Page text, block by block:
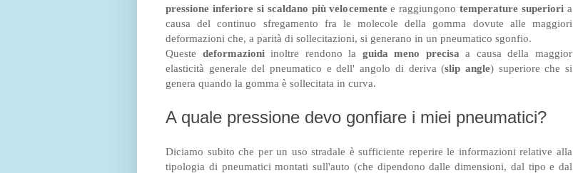
pressione inferiore si scaldano più velocementee raggiungonotemperature superiori a
causa del continuo sfregamento fra le molecole della gomma dovute alle maggiori
deformazioni che, a parità di sollecitazioni, si generano in un pneumatico sgonfio.
Queste deformazioniinoltre rendono la guida meno precisa a causa della maggior
elasticità generale del pneumatico e dell' angolo di deriva (slip angle) superiore che si
genera quando la gomma è sollecitata in curva.
A quale pressione devo gonfiare i miei pneumatici?
Diciamo subito che per un uso stradale è sufficiente reperire le informazioni relative alla
tipologia di pneumatici montati sull'auto (che dipendono dalle dimensioni, dal tipo e dal